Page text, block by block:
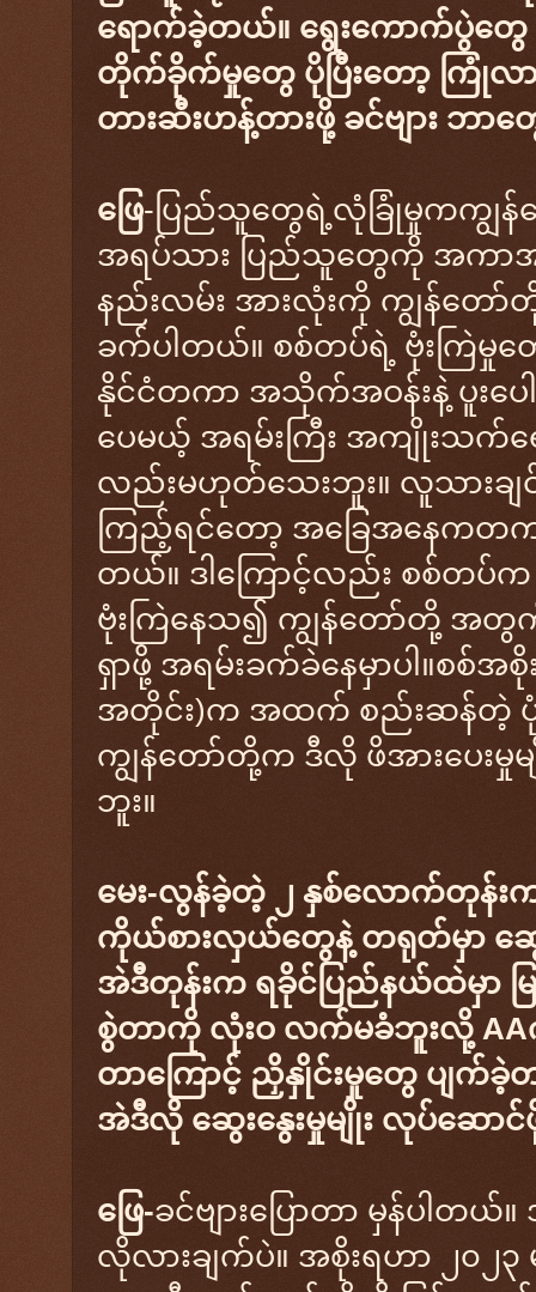
ရောက်ခဲ့တယ်။ ရွေးကောက်ပွဲတွေ
တိုက်ခိုက်မှုတွေ ပိုပြီးတော့ ကြုံလ
တားဆီးဟန့်တားဖို့ ခင်ဗျား ဘာ
ဖြေ-ပြည်သူတွေရဲ့လုံခြုံမှုကကျွန်တေ
အရပ်သား ပြည်သူတွေကို အကာအ
နည်းလမ်း အားလုံးကို ကျွန်တော်
ခက်ပါတယ်။ စစ်တပ်ရဲ့ ဗုံးကြဲမှု
နိုင်ငံတကာ အသိုက်အဝန်းနဲ့ ပူးပေ
ပေမယ့် အရမ်းကြီး အကျိုးသက်ရ
လည်းမဟုတ်သေးဘူး။ လူသားချင်
ကြည့်ရင်တော့ အခြေအနေကတက
တယ်။ ဒါကြောင့်လည်း စစ်တပ်
ဗုံးကြဲနေသ၍ ကျွန်တော်တို့ အတွ
ရှာဖို့ အရမ်းခက်ခဲနေမှာပါ။စစ်အ
အတိုင်း)က အထက် စည်းဆန်တဲ့ ပုံစံ
ကျွန်တော်တို့က ဒီလို ဖိအားပေးမှုမျို
ဘူး။
မေး-လွန်ခဲ့တဲ့ ၂ နှစ်လောက်တုန်း
ကိုယ်စားလှယ်တွေနဲ့ တရုတ်မှာ ဆွေး
အဲဒီတုန်းက ရခိုင်ပြည်နယ်ထဲမှာ မ
စွဲတာကို လုံးဝ လက်မခံဘူးလို့ AA
တာကြောင့် ညှိနှိုင်းမှုတွေ ပျက်ခဲ့
အဲဒီလို ဆွေးနွေးမှုမျိုး လုပ်ဆောင်
​ဖြေ-ခင်ဗျားပြောတာ မှန်ပါတ
လိုလားချက်ပဲ။ အစိုးရဟာ ၂၀၂